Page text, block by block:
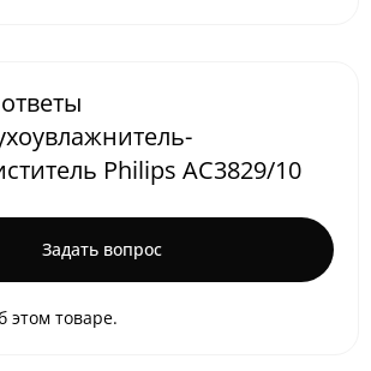
Philips AC3829/10
Задать вопрос
этом товаре.